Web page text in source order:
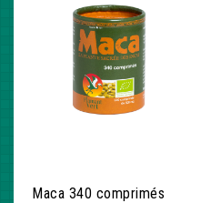
Maca 340 comprimés